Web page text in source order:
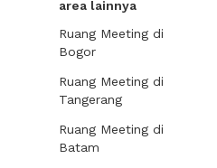
area lainnya
Ruang Meeting di
Bogor
Ruang Meeting di
Tangerang
Ruang Meeting di
Batam